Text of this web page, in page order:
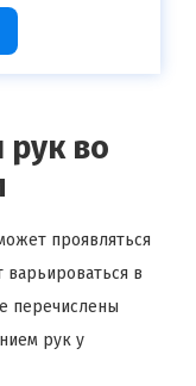
во
проявляться
в
перечислены
рук у